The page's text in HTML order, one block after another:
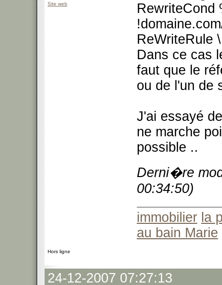
Site web
RewriteCond
ReWriteRule
Dans ce cas
faut que le
ou de l'un de
J'ai essayé
ne marche
possible ..
Derni�re
00:34:50)
immobilier la
au bain Marie
Hors ligne
24-12-2007 07:27:13